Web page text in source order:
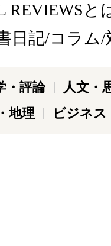
REVIEWSと
日記/コラム/
・評論 人文・
地理
ビジネス